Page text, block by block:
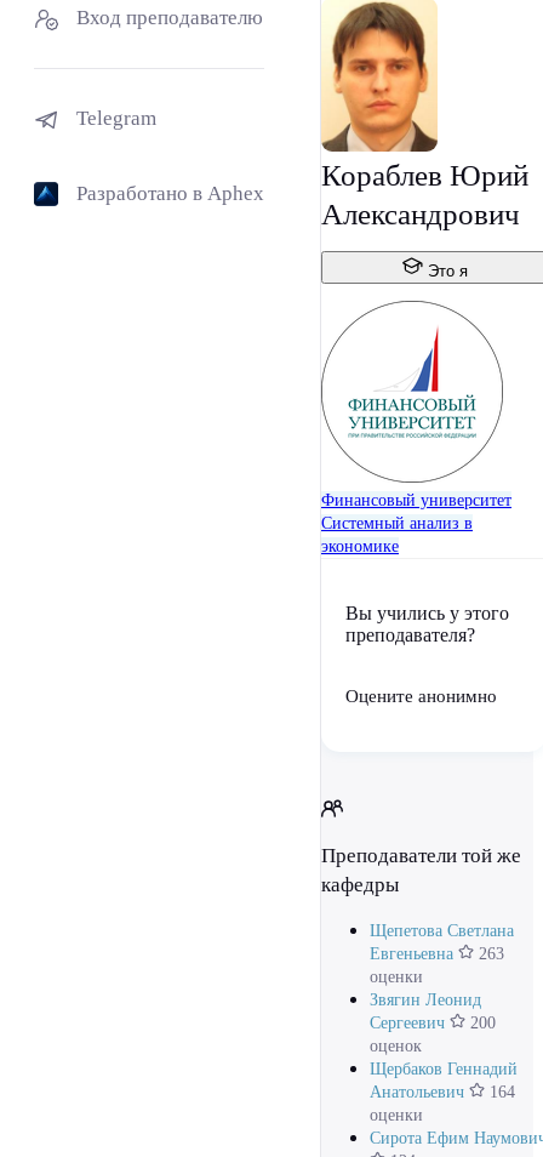
Вход преподавателю
Telegram
Разработано в Aphex
Кораблев Юрий
Александрович
Это я
Финансовый университет
Системный анализ в
экономике
Вы учились у этого
преподавателя?
Оцените анонимно
Преподаватели той же
кафедры
Щепетова Светлана
Евгеньевна
263
оценки
Звягин Леонид
Сергеевич
200
оценок
Щербаков Геннадий
Анатольевич
164
оценки
Сирота Ефим